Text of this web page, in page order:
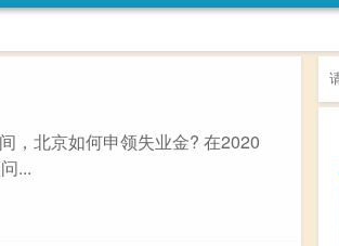
，北京如何申领失业金? 在2020
...